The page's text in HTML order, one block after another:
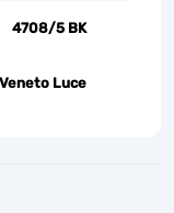
4708/5 BK
Veneto Luce